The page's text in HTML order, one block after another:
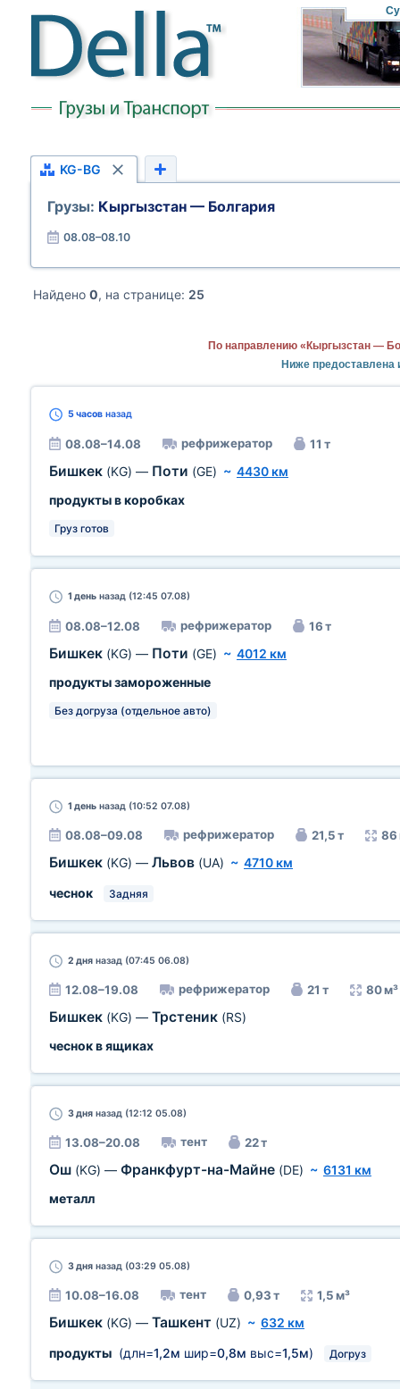
KG-BG
Грузы: Кыргызстан — Болгария
08.08–08.10
Найдено 0, на странице: 25
По направлению «Кыргызстан —
Ниже
5 часов назад
08.08–14.08 рефрижератор 11 т
Бишкек (KG) — Поти (GE) ~ 4430 км
продукты в коробках
Груз готов
1 день назад (12:45 07.08)
08.08–12.08 рефрижератор 16 т
Бишкек (KG) — Поти (GE) ~ 4012 км
продукты замороженные
Без догруза (отдельное авто)
1 день назад (10:52 07.08)
08.08–09.08 рефрижератор 21,5 т 86
Бишкек (KG) — Львов (UA) ~ 4710 км
чеснок
Задняя
2 дня назад (07:45 06.08)
12.08–19.08 рефрижератор 21 т 80 м³
Бишкек (KG) — Трстеник (RS)
чеснок в ящиках
3 дня назад (12:12 05.08)
13.08–20.08 тент 22 т
Ош (KG) — Франкфурт-на-Майне (DE) ~ 6131 км
металл
3 дня назад (03:29 05.08)
10.08–16.08 тент 0,93 т 1,5 м³
Бишкек (KG) — Ташкент (UZ) ~ 632 км
продукты (длн=1,2м шир=0,8м выс=1,5м) Догруз